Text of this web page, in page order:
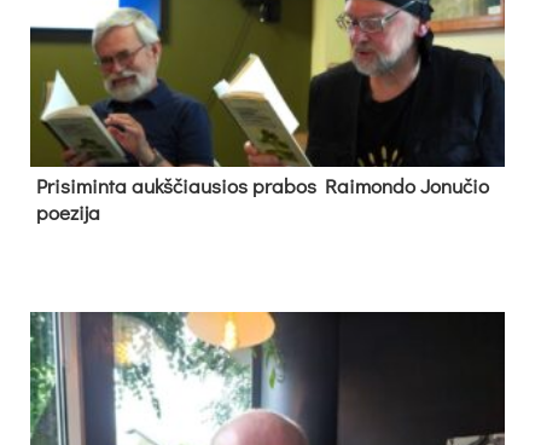
Pri­si­min­ta aukš­čiau­sios pra­bos Rai­mon­do Jo­nu­čio
poe­zi­ja